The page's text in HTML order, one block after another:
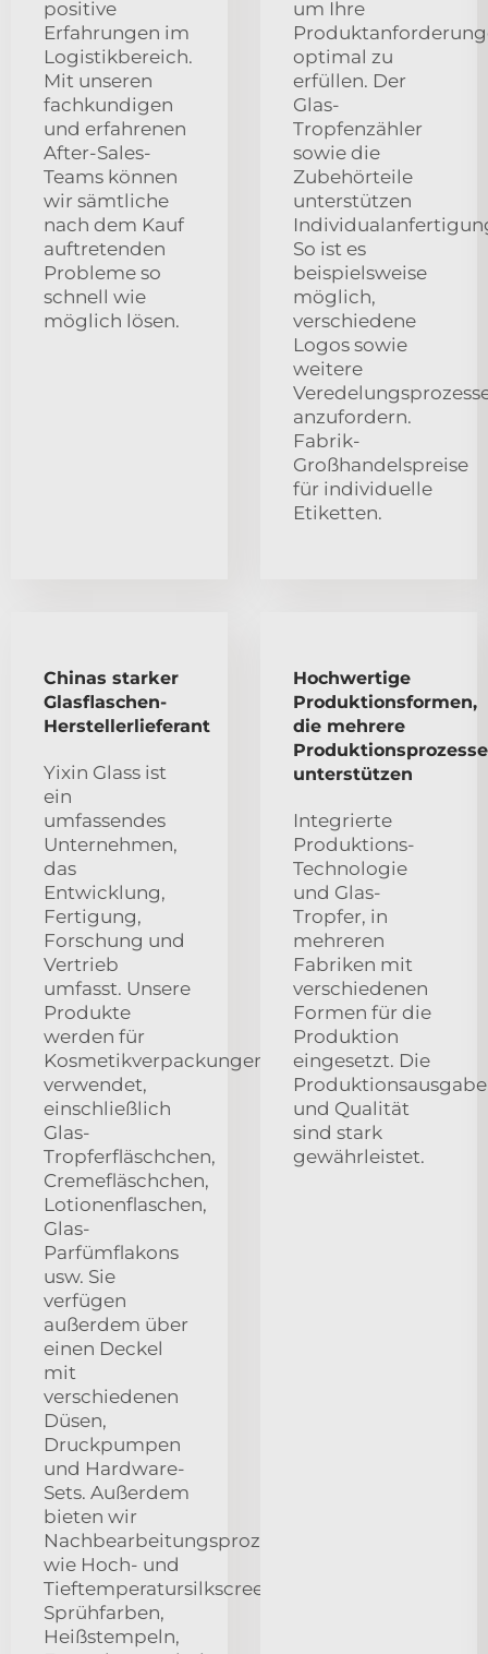
positive
Erfahrungen im
Logistikbereich.
Mit unseren
fachkundigen
und erfahrenen
After-Sales-
Teams können
wir sämtliche
nach dem Kauf
auftretenden
Probleme so
schnell wie
möglich lösen.
um Ihre
optimal zu
erfüllen. Der
Glas-
Tropfenzähler
sowie die
Zubehörteile
unterstützen
So ist es
beispielsweise
möglich,
verschiedene
Logos sowie
weitere
anzufordern.
Fabrik-
Großhandelspreise
für individuelle
Etiketten.
Chinas starker
Glasflaschen-
Herstellerlieferant
Yixin Glass ist
ein
umfassendes
Unternehmen,
das
Entwicklung,
Fertigung,
Forschung und
Vertrieb
umfasst. Unsere
Produkte
werden für
Kosmetikverpackungen
verwendet,
einschließlich
Glas-
Tropferfläschchen,
Cremefläschchen,
Lotionenflaschen,
Glas-
Parfümflakons
usw. Sie
verfügen
außerdem über
einen Deckel
mit
verschiedenen
Düsen,
Druckpumpen
und Hardware-
Sets. Außerdem
bieten wir
Nachbearbeitungsprozesse
wie Hoch- und
Tieftemperatursilkscreen,
Sprühfarben,
Heißstempeln,
Hochwertige
Produktionsformen,
die mehrere
Produktionsprozesse
unterstützen
Integrierte
Produktions-
Technologie
und Glas-
Tropfer, in
mehreren
Fabriken mit
verschiedenen
Formen für die
Produktion
eingesetzt. Die
Produktionsausgabe
und Qualität
sind stark
gewährleistet.